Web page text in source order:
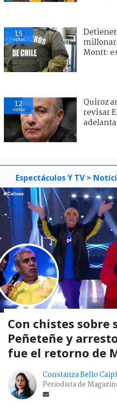
15
visitas
Montt:
12
visitas
Quiroz
revisar
Espectáculos Y TV >
Con chistes sobre
Peñeteñe y
fue el retorno de
Constanza Bello
Periodista de